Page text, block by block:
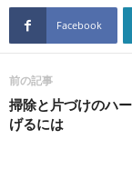
Facebook
前の記事
掃除と片づけのハ
げるには